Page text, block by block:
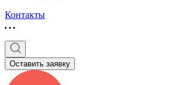
Контакты
Оставить заявку